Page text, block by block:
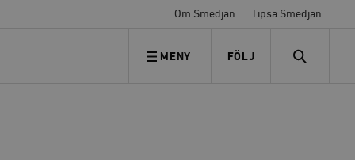
Om Smedjan Tipsa Smedjan
MENY FÖLJ
FÖLJ OSS SEARCH